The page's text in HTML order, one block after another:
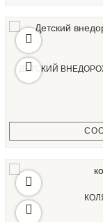
ДЕТСКИЙ